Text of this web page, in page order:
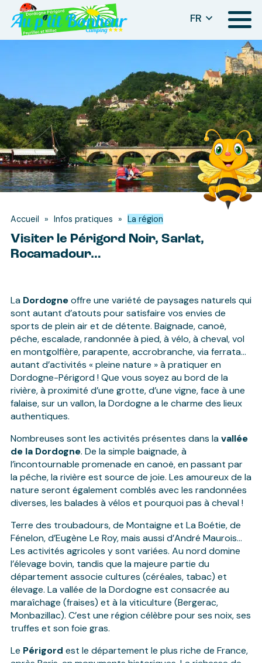
FR Menu
Accueil » Infos pratiques » La région
Visiter le Périgord Noir, Sarlat,
Rocamadour…
La Dordogneoffre une variété de paysages naturels qui
sont autant d’atouts pour satisfaire vos envies de
sports de plein air et de détente. Baignade, canoë,
pêche, escalade, randonnée à pied, à vélo, à cheval, vol
en montgolfière, parapente, accrobranche, via ferrata…
autant d’activités « pleine nature » à pratiquer en
Dordogne-Périgord ! Que vous soyez au bord de la
rivière, à proximité d’une grotte, d’une vigne, face à une
falaise, sur un vallon, la Dordogne a le charme des lieux
authentiques.
Nombreuses sont les activités présentes dans lavallée
de la Dordogne. De la simple baignade, à
l’incontournable promenade en canoë, en passant par
la pêche, la rivière est source de joie. Les amoureux de la
nature seront également comblés avec les randonnées
diverses, les balades à vélos et pourquoi pas à cheval !
Terre des troubadours, de Montaigne et La Boétie, de
Fénelon, d’Eugène Le Roy, mais aussi d’André Maurois…
Les activités agricoles y sont variées. Au nord domine
l’élevage bovin, tandis que la majeure partie du
département associe cultures (céréales, tabac) et
élevage. La vallée de la Dordogne est consacrée au
maraîchage (fraises) et à la viticulture (Bergerac,
Monbazillac). C’est une région célèbre pour ses noix, ses
truffes et son foie gras.
Le Périgord est le département le plus riche de France,
Panneau de gestion des cookies